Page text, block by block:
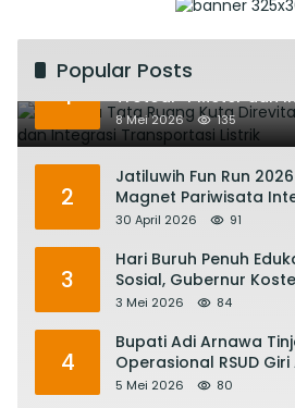
Popular Posts
1
Rencana Tata Ruang
Trotoar 4 Meter dan
Transportasi Listrik
8 Mei 2026 135
2
Jatiluwih Fun Run
Magnet Pariwisata
Satu Abad Pariwisata
30 April 2026 91
3
Hari Buruh Penuh
Sosial, Gubernur
Keringat Pekerja Mesin
3 Mei 2026 84
4
Bupati Adi Arnawa
Operasional RSUD
RS Rujukan Terbaik
5 Mei 2026 80